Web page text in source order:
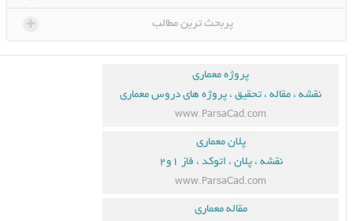
پربحث ترین مطالب +
پروژه معماری
نقشه ، مقاله ، تحقیق ، پروژه های دروس معماری
www.ParsaCad.com
پلان معماری
نقشه ، پلان ، اتوکد ، فاز ۱و۲
www.ParsaCad.com
مقاله معماری